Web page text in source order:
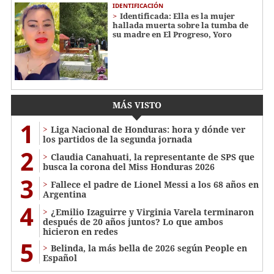
IDENTIFICACIÓN
Identificada: Ella es la mujer
hallada muerta sobre la tumba de
su madre en El Progreso, Yoro
MÁS VISTO
1
Liga Nacional de Honduras: hora y dónde ver
los partidos de la segunda jornada
2
Claudia Canahuati, la representante de SPS que
busca la corona del Miss Honduras 2026
3
Fallece el padre de Lionel Messi a los 68 años en
Argentina
4
¿Emilio Izaguirre y Virginia Varela terminaron
después de 20 años juntos? Lo que ambos
hicieron en redes
5
Belinda, la más bella de 2026 según People en
Español